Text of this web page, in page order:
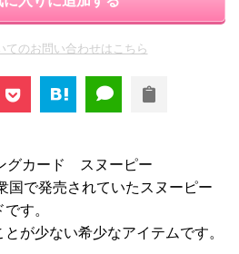
てのお問い合わせはこちら
グカード スヌーピー
国で発売されていたスヌーピー
す。
が少ない希少なアイテムです。